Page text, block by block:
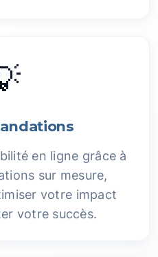
en ligne grâce à
sur mesure,
votre impact
votre succès.